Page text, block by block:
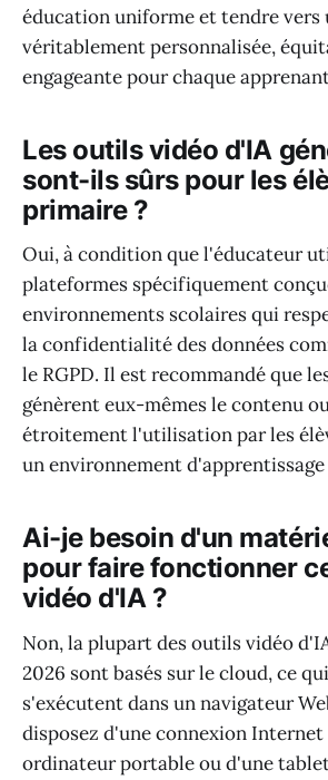
éducation uniforme et tendre vers
véritablement personnalisée,
engageante pour chaque
Les outils vidéo d'IA
sont-ils sûrs pour les
primaire ?
Oui, à condition que l'éducateur
plateformes spécifiquement
environnements scolaires qui
la confidentialité des données
le RGPD. Il est recommandé que
génèrent eux-mêmes le contenu
étroitement l'utilisation par les
un environnement d'apprentissage
Ai-je besoin d'un
pour faire fonctionner
vidéo d'IA ?
Non, la plupart des outils vidéo
2026 sont basés sur le cloud, ce
s'exécutent dans un navigateur
disposez d'une connexion
ordinateur portable ou d'une